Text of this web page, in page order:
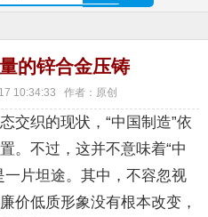
的锌合金压铸
10:34:33 作者：原创
交织的现状，“中国制造”依
。不过，这并不意味着“中
一片坦途。其中，不容忽视
价低质形象没有根本改变，